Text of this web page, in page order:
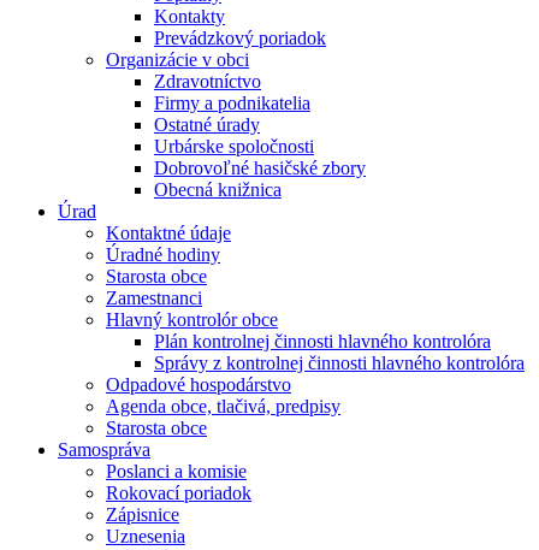
Kontakty
Prevádzkový poriadok
Organizácie v obci
Zdravotníctvo
Firmy a podnikatelia
Ostatné úrady
Urbárske spoločnosti
Dobrovoľné hasičské zbory
Obecná knižnica
Úrad
Kontaktné údaje
Úradné hodiny
Starosta obce
Zamestnanci
Hlavný kontrolór obce
Plán kontrolnej činnosti hlavného kontrolóra
Správy z kontrolnej činnosti hlavného kontrolóra
Odpadové hospodárstvo
Agenda obce, tlačivá, predpisy
Starosta obce
Samospráva
Poslanci a komisie
Rokovací poriadok
Zápisnice
Uznesenia